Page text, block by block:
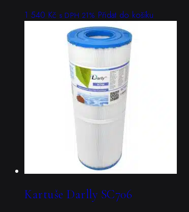
1 540 Kč s DPH 21% Přidat do košíku
Kartuše Darlly SC706